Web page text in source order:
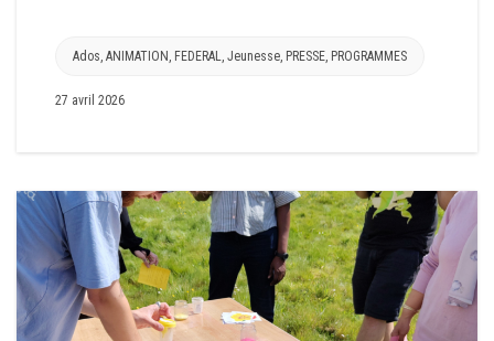
Ados ANIMATION FEDERAL Jeunesse PRESSE PROGRAMMES
27 avril 2026